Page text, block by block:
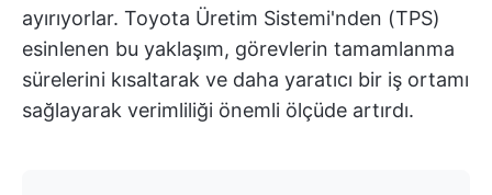
ayırıyorlar. Toyota Üretim Sistemi'nden (TPS)
esinlenen bu yaklaşım, görevlerin tamamlanma
sürelerini kısaltarak ve daha yaratıcı bir iş ortamı
sağlayarak verimliliği önemli ölçüde artırdı.